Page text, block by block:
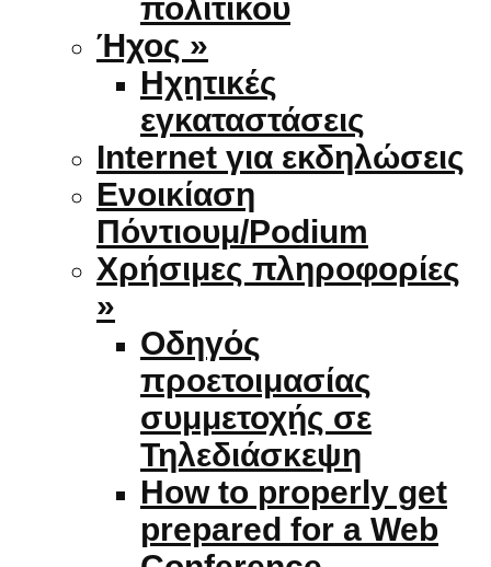
πολιτικού
Ήχος »
Ηχητικές
εγκαταστάσεις
Internet για εκδηλώσεις
Ενοικίαση
Πόντιουμ/Podium
Χρήσιμες πληροφορίες
»
Οδηγός
προετοιμασίας
συμμετοχής σε
Τηλεδιάσκεψη
How to properly get
prepared for a Web